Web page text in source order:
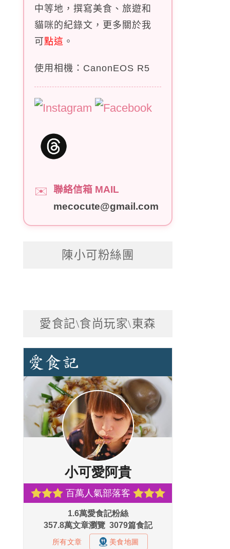
中等地，撰寫美食、旅遊和
貓咪的紀錄文，更多關於我
可點這 。
使用相機：CanonEOS R5
✉️
聯絡信箱 MAIL
mecocute@gmail.com
陳小可粉絲團
愛食記\食尚玩家\東森